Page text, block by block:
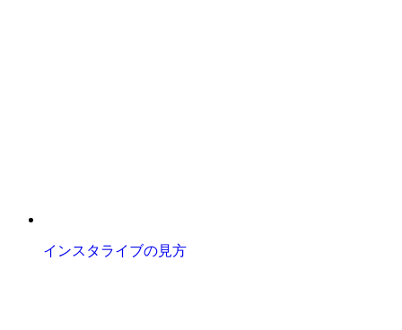
インスタライブの見方